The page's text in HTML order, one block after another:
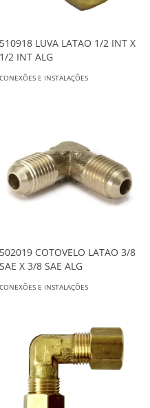
510918 LUVA LATAO 1/2 INT X
1/2 INT ALG
CONEXÕES E INSTALAÇÕES
502019 COTOVELO LATAO 3/8
SAE X 3/8 SAE ALG
CONEXÕES E INSTALAÇÕES